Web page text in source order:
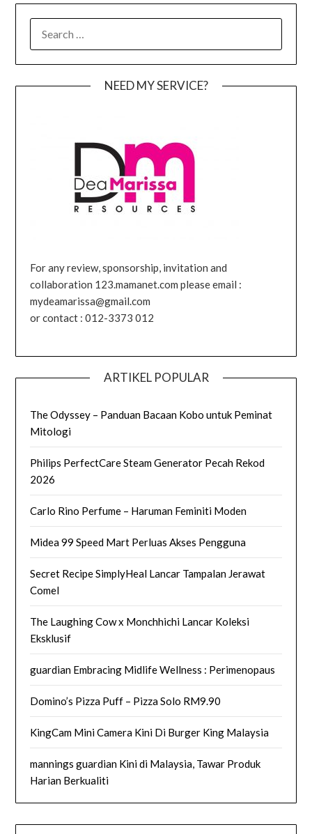
FOR:
NEED MY SERVICE?
For any review, sponsorship, invitation and
collaboration 123.mamanet.com please email :
mydeamarissa@gmail.com
or contact : 012-3373 012
ARTIKEL POPULAR
The Odyssey – Panduan Bacaan Kobo untuk Peminat
Mitologi
Philips PerfectCare Steam Generator Pecah Rekod
2026
Carlo Rino Perfume – Haruman Feminiti Moden
Midea 99 Speed Mart Perluas Akses Pengguna
Secret Recipe SimplyHeal Lancar Tampalan Jerawat
Comel
The Laughing Cow x Monchhichi Lancar Koleksi
Eksklusif
guardian Embracing Midlife Wellness : Perimenopaus
Domino’s Pizza Puff – Pizza Solo RM9.90
KingCam Mini Camera Kini Di Burger King Malaysia
mannings guardian Kini di Malaysia, Tawar Produk
Harian Berkualiti